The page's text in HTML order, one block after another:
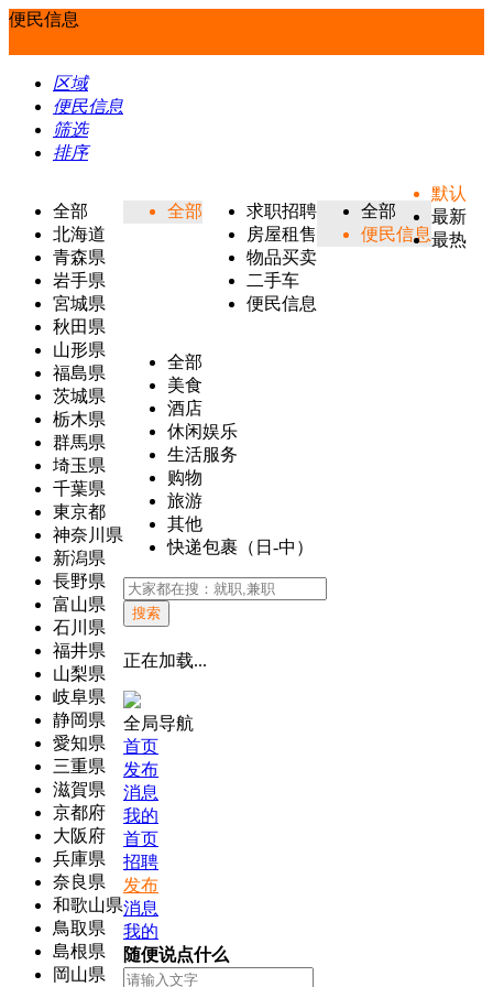
便民信息
区域
便民信息
筛选
排序
全部
北海道
青森県
岩手県
宮城県
秋田県
山形県
福島県
茨城県
栃木県
群馬県
埼玉県
千葉県
東京都
神奈川県
新潟県
長野県
富山県
石川県
福井県
山梨県
岐阜県
静岡県
愛知県
三重県
滋賀県
京都府
大阪府
兵庫県
奈良県
和歌山県
鳥取県
島根県
岡山県
全部
求职招聘
房屋租售
物品买卖
二手车
便民信息
全部
便民信息
全部
美食
酒店
休闲娱乐
生活服务
购物
旅游
其他
快递包裹（日-中）
默认
最新
最热
搜索
正在加载...
全局导航
首页
发布
消息
我的
首页
招聘
发布
消息
我的
随便说点什么